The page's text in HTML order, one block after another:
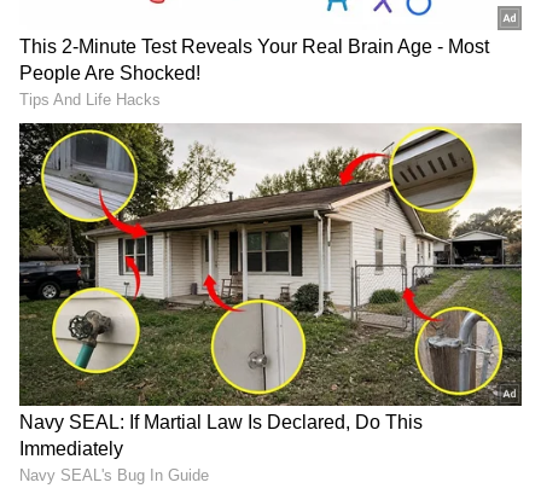
பொதுவாகத் தனது பந்துவீச்சுக்காக
அறியப்படும் சிராஜ், இம்முறையும் தனது
பேட்டிங் திறமையை வெளிப்படுத்தினார்.
அவர் வெறும் 12 பந்துகளில் 22 ரன்கள்
குவித்து, இந்தியாவின் ஸ்கோரை மேலும்
உயர்த்தினார்.
அவரது இன்னிங்ஸில் நான்கு
பவுண்டரிகளும் ஒரு பிரம்மாண்டமான
சிக்ஸரும் இடம்பெற்றன. சுமார் 183 ஸ்டிரைக்
ரேட்டில் விளையாடிய சிராஜ், முக்கிய
பேட்ஸ்மேன்களை விட வேகமாக ரன்கள்
குவித்து அனைவரின் கவனத்தையும்
ஈர்த்தார். ஆடை மாற்றும் அறையில் இருந்த